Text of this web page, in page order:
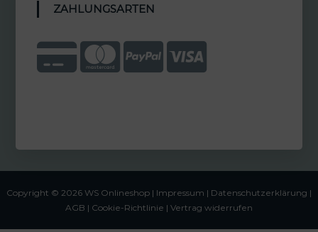
ZAHLUNGSARTEN
Copyright © 2026 WS Onlineshop | Impressum | Datenschutzerklärung |
AGB | Cookie-Richtlinie | Vertrag widerrufen